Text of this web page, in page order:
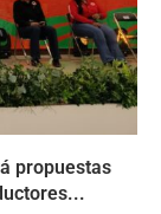
propuestas